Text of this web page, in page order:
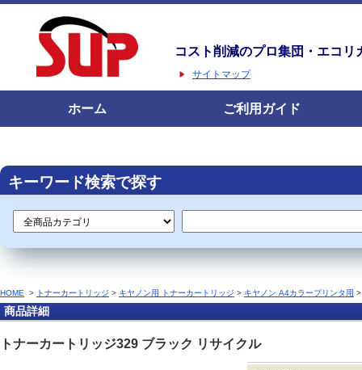
コスト削減のプロ集団・エコリ
サイトマップ
ホーム ご利用ガイド
キーワード検索で探す
HOME > トナーカートリッジ > キヤノン用 トナーカートリッジ > キヤノン A4カラープリンタ用
商品詳細
トナーカートリッジ329 ブラック リサイクル